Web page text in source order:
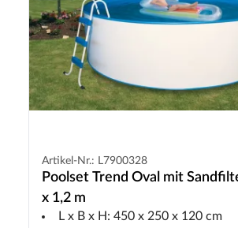
Artikel-Nr.: L7900328
Poolset Trend Oval mit
x 1,2 m
L x B x H: 450 x 250 x 120 cm